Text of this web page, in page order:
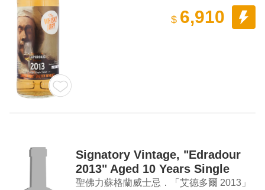
$ 6,910
Signatory Vintage, "Edradour
2013" Aged 10 Years Single
Malt Scotch Whisky
聖佛力蘇格蘭威士忌．「艾德多爾 2013」